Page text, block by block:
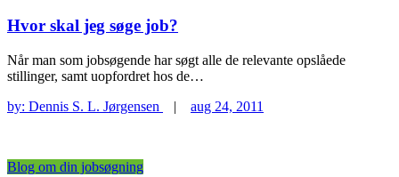
Hvor skal jeg søge job?
Når man som jobsøgende har søgt alle de relevante opslåede
stillinger, samt uopfordret hos de…
by: Dennis S. L. Jørgensen | aug 24, 2011
Blog om din jobsøgning